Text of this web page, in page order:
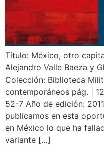
Título: México, otro
Alejandro Valle Baeza y
Colección: Biblioteca
contemporáneos pág. |
52-7 Año de edición:
publicamos en esta
en México lo que ha
variante […]